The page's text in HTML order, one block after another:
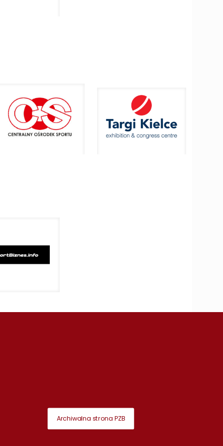
Archiwalna strona PZB